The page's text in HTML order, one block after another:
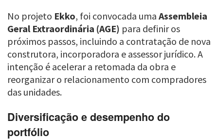
No projeto Ekko, foi convocada uma Assembleia
Geral Extraordinária (AGE) para definir os
próximos passos, incluindo a contratação de nova
construtora, incorporadora e assessor jurídico. A
intenção é acelerar a retomada da obra e
reorganizar o relacionamento com compradores
das unidades.
Diversificação e desempenho do
portfólio